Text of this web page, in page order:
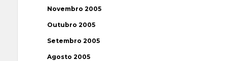
Novembro 2005
Outubro 2005
Setembro 2005
Agosto 2005